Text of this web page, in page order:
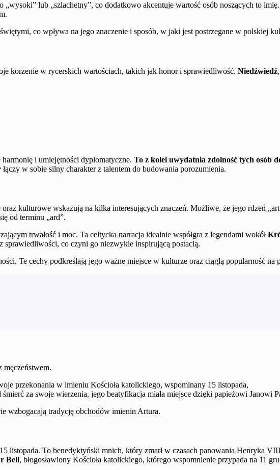
„wysoki” lub „szlachetny”, co dodatkowo akcentuje wartość osób noszących to
co wpływa na jego znaczenie i sposób, w jaki jest postrzegane w polskiej
korzenie w rycerskich wartościach, takich jak honor i sprawiedliwość. Niedźwiedź
i umiejętności dyplomatyczne. To z kolei uwydatnia zdolność tych osób
łączy w sobie silny charakter z talentem do budowania porozumienia.
kulturowe wskazują na kilka interesujących znaczeń. Możliwe, że jego rdzeń
od terminu „ard”.
trwałość i moc. Ta celtycka narracja idealnie współgra z legendami wokół
sprawiedliwości, co czyni go niezwykle inspirującą postacią.
Te cechy podkreślają jego ważne miejsce w kulturze oraz ciągłą popularność na
męczeństwem.
przekonania w imieniu Kościoła katolickiego, wspominany 15 listopada,
za swoje wierzenia, jego beatyfikacja miała miejsce dzięki papieżowi Janowi
wzbogacają tradycję obchodów imienin Artura.
listopada. To benedyktyński mnich, który zmarł w czasach panowania Henryka
Bell, błogosławiony Kościoła katolickiego, którego wspomnienie przypada na 11